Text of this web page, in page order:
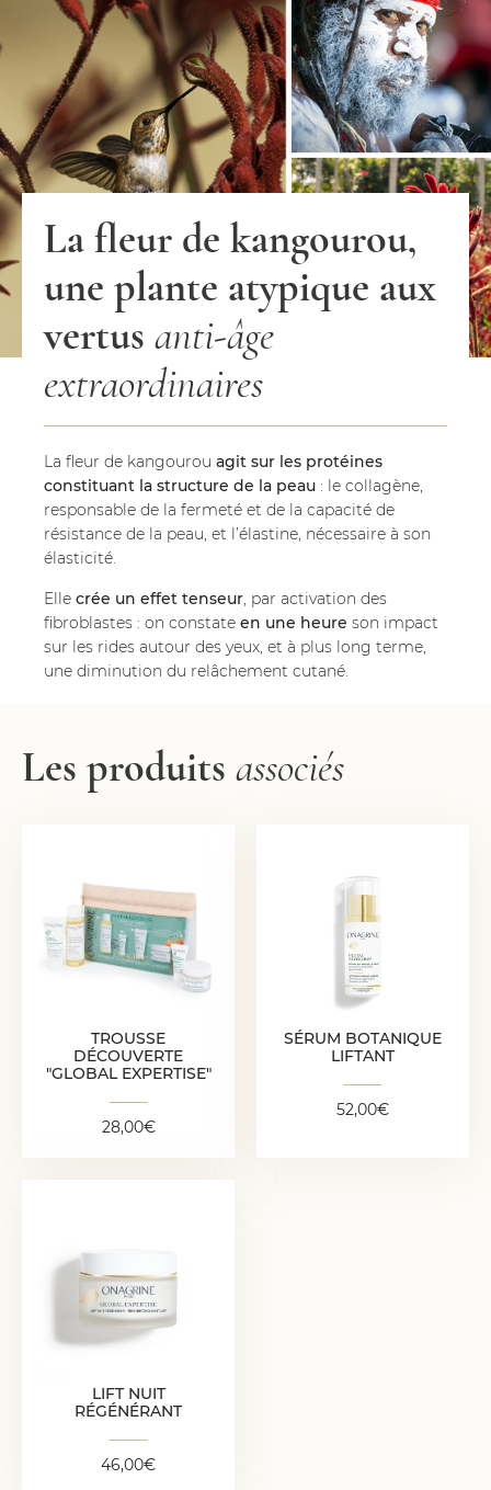
La fleur de kangourou,
une plante atypique aux
vertus anti-âge
extraordinaires
La fleur de kangourou agit sur les protéines
constituant la structure de la peau : le collagène,
responsable de la fermeté et de la capacité de
résistance de la peau, et l’élastine, nécessaire à son
élasticité.
Elle crée un effet tenseur, par activation des
fibroblastes : on constate en une heure son impact
sur les rides autour des yeux, et à plus long terme,
une diminution du relâchement cutané.
Les produits associés
TROUSSE
DÉCOUVERTE
"GLOBAL EXPERTISE"
28,00€
TROUSSE
DÉCOUVERTE
"GLOBAL EXPERTISE"
SÉRUM BOTANIQUE
LIFTANT
52,00€
SÉRUM BOTANIQUE
LIFTANT
52,00€
LIFT NUIT
RÉGÉNÉRANT
46,00€
LIFT NUIT
RÉGÉNÉRANT
46,00€